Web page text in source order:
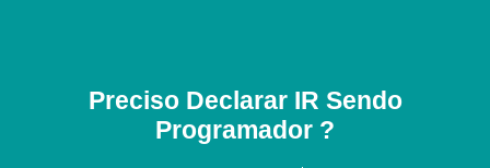
Preciso Declarar IR Sendo
Programador ?